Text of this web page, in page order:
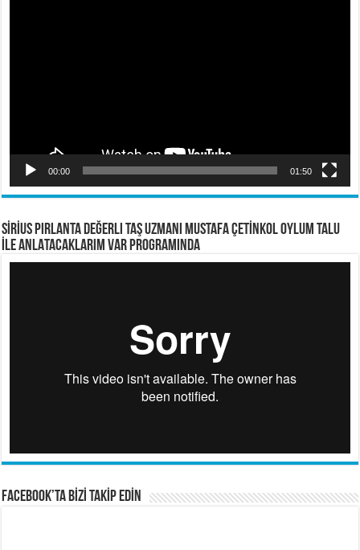
00:00 01:50
SİRİUS PIRLANTA Değerli Taş Uzmanı Mustafa ÇETİNKOL OYLUM TALU
İLE ANLATACAKLARIM VAR PROGRAMINDA
FACEBOOK’TA BİZİ TAKİP EDİN